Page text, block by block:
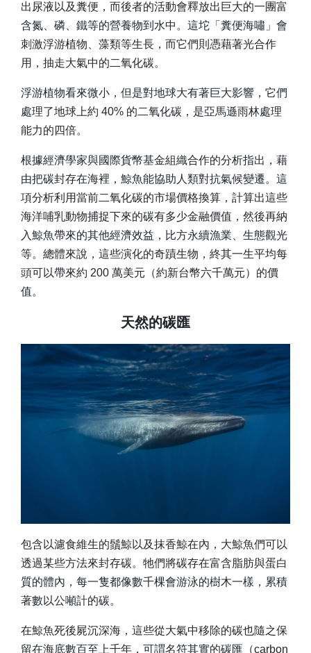
出尿液以及糞便，而後者的活動會釋放出巨大的一團富
含氮、磷、鐵等的營養物到水中。這坨「糞便海嘯」會
刺激浮游植物、藻類等生長，而它們則憑藉著光合作
用，抽走大氣中的二氧化碳。
浮游植物看來微小，但是對地球大有著巨大影響，它們
處理了地球上約 40% 的二氧化碳，是亞馬遜雨林處理
能力的四倍。
根據經濟學家與國際貨幣基金組織合作的分析指出，藉
由把碳封存在海裡，鯨魚能協助人類對抗氣候變遷。這
項分析利用當前二氧化碳的市場價格換算，計算出這些
海洋哺乳動物捕捉下來的碳有多少金融價值，然後再納
入鯨魚帶來的其他經濟效益，比方永續漁業、生態觀光
等。總體來說，這些演化的奇蹟生物，終其一生平均每
頭可以帶來約 200 萬美元（約新台幣六千萬元）的價
值。
天然的碳匯
包含以濾食維生的鬚鯨以及抹香鯨在內，大鯨魚們可以
透過某些方法來封存碳。牠們將碳存在富含脂肪與蛋白
質的體內，每一隻都像數千棵會游泳的樹木一樣，累積
著數以公噸計的碳。
在鯨魚死後屍沉深海，這些從大氣中移除的碳也隨之保
留在海底數百至上千年，可謂名符其實的碳匯（carbon